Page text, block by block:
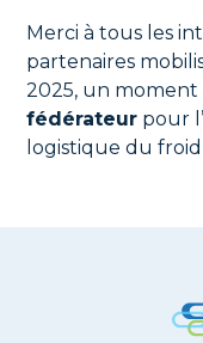
Merci à tous les
partenaires
2025, un moment
fédérateur pour
logistique du froid